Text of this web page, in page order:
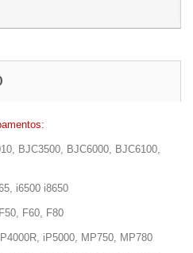
BJC3500, BJC6000, BJC6100,
i6500 i8650
F60, F80
iP5000, MP750, MP780